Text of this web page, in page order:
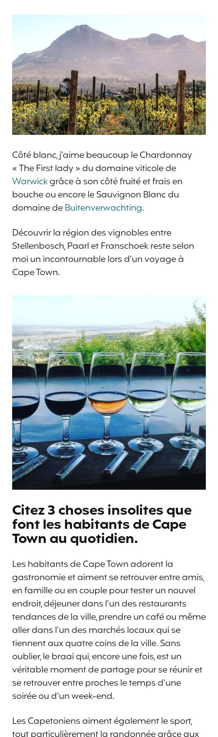
Côté blanc, j’aime beaucoup le Chardonnay
« The First lady » du domaine viticole de
Warwickgrâce à son côté fruité et frais en
bouche ou encore le Sauvignon Blanc du
domaine deBuitenverwachting.
Découvrir la région des vignobles entre
Stellenbosch, Paarl et Franschoek reste selon
moi un incontournable lors d’un voyage à
Cape Town.
Citez 3 choses insolites que
font les habitants de Cape
Town au quotidien.
Les habitants de Cape Town adorent la
gastronomie et aiment se retrouver entre amis,
en famille ou en couple pour tester un nouvel
endroit, déjeuner dans l’un des restaurants
tendances de la ville, prendre un café ou même
aller dans l’un des marchés locaux qui se
tiennent aux quatre coins de la ville. Sans
oublier, le braai qui, encore une fois, est un
véritable moment de partage pour se réunir et
se retrouver entre proches le temps d’une
soirée ou d’un week-end.
Les Capetoniens aiment également le sport,